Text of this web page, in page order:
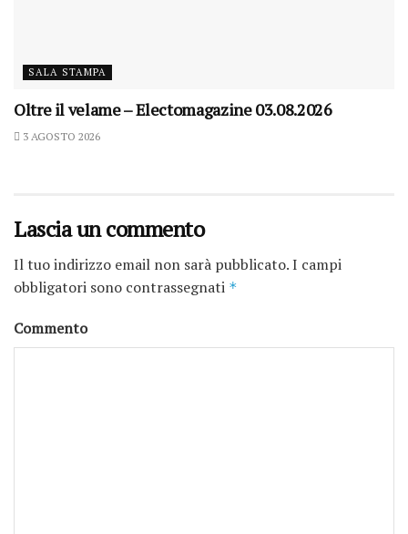
SALA STAMPA
Oltre il velame – Electomagazine 03.08.2026
3 AGOSTO 2026
Lascia un commento
Il tuo indirizzo email non sarà pubblicato.I campi
obbligatori sono contrassegnati *
Commento